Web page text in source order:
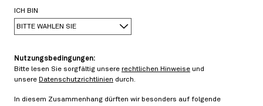
ICH BIN
BITTE WÄHLEN SIE
Nutzungsbedingungen:
Bitte lesen Sie sorgfältig unsere rechtlichen Hinweise und
unsere Datenschutzrichtlinien durch.
In diesem Zusammenhang dürften wir besonders auf folgende